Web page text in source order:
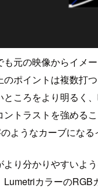
も元の映像からイメ
のポイントは複数打
ころをより明るく
トラストを強める
ようなカーブになる
り分かりやすいよ
カラーのRGB